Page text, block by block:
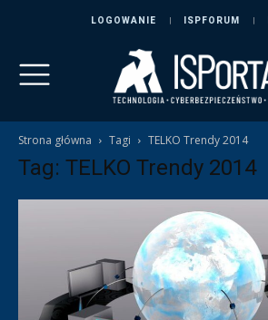
LOGOWANIE ISPFORUM
Strona główna Tagi TELKO Trendy 2014
Tag: TELKO Trendy 2014